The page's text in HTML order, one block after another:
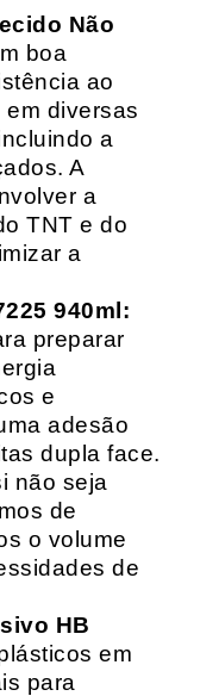
Não
boa
ao
diversas
a
A
a
TNT e do
a
940ml:
preparar
e
adesão
dupla face.
não seja
de
o volume
de
HB
em
para